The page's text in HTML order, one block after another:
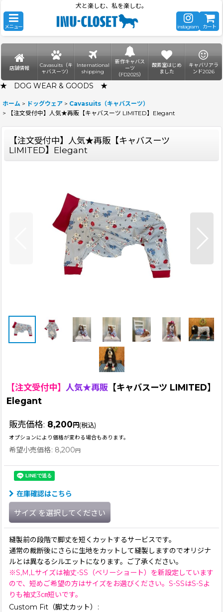
犬と楽しむ、私を楽しむ。
メニュー instagram カート
店舗情報
Cavasuits（キ
ャバスーツ）
International
shipping
新作キャバス
ーツ
（FD2025）
酸素室はじめ
ました
キャバリアラ
ンド2026
★ DOG WEAR & GOODS ★
ホーム > ドッグウェア > Cavasuits（キャバスーツ）
>
【注文受付中】人気★再販【キャバスーツ LIMITED】Elegant
【注文受付中】人気★再販【キャバスーツ
LIMITED】Elegant
【注文受付中】 人気★再販 【キャバスーツ LIMITED】
Elegant
販売価格: 8,200円(税込)
オプションにより価格が変わる場合もあります。
希望小売価格: 8,200円
在庫確認はこちら
サイズ を選択してください
縫製前の段階で脚丈を短くカットするサービスです。
通常の裁断後にさらに生地をカットして縫製しますのでオリジナ
ルとは異なるシルエットになります。ご了承ください。
※S,M,Lサイズは袖丈-SS（ベリーショート）を新設定しています
ので、短めご希望の方はサイズをお選びください。S-SSはS-Sよ
りも袖丈3㎝短いです。
Custom Fit（脚丈カット）
: